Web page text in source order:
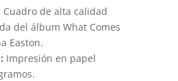
Cuadro de alta calidad
del álbum What Comes
Easton.
Impresión en papel